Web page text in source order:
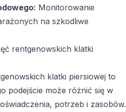
Monitorowanie
na szkodliwe
rentgenowskich klatki
klatki piersiowej to
podejście może różnić się w
potrzeb i zasobów.